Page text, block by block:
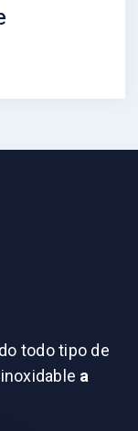
todo tipo de
a